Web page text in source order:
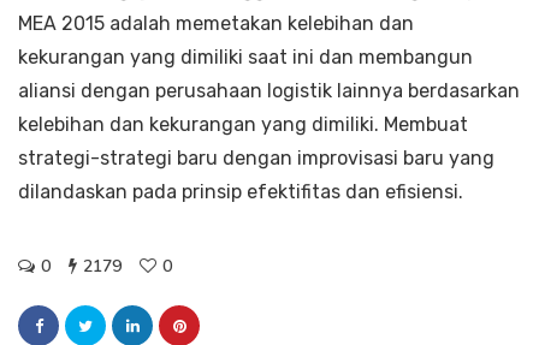
MEA 2015 adalah memetakan kelebihan dan
kekurangan yang dimiliki saat ini dan membangun
aliansi dengan perusahaan logistik lainnya berdasarkan
kelebihan dan kekurangan yang dimiliki. Membuat
strategi-strategi baru dengan improvisasi baru yang
dilandaskan pada prinsip efektifitas dan efisiensi.
0 2179 0